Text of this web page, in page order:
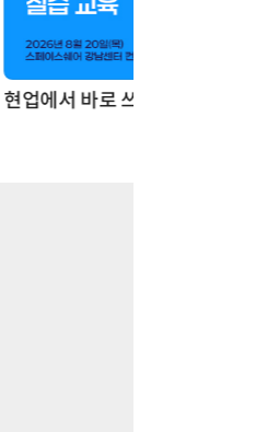
현업에서 바로 쓰는 "하네스 엔지니어링" 실습 교육